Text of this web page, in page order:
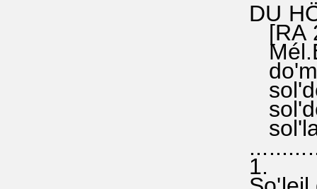
DU
[RA
sol'la
1.